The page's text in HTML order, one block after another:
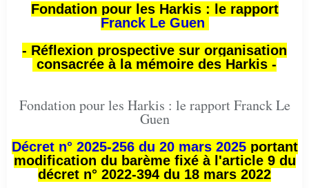
Fondation pour les Harkis : le rapport
Franck Le Guen
- Réflexion prospective sur organisation
consacrée à la mémoire des Harkis -
Fondation pour les Harkis : le rapport Franck Le
Guen
Décret n° 2025-256 du 20 mars 2025portant
modification du barème fixé à l'article 9 du
décret n° 2022-394 du 18 mars 2022